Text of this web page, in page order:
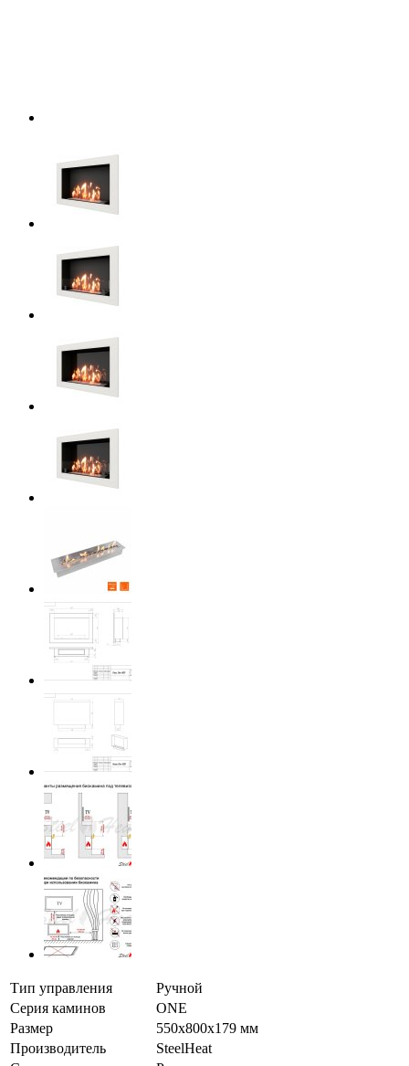
Тип управления
Ручной
Серия каминов
ONE
Размер
550x800x179 мм
Производитель
SteelHeat